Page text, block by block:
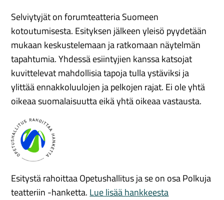
Selviytyjät on forumteatteria Suomeen
kotoutumisesta. Esityksen jälkeen yleisö pyydetään
mukaan keskustelemaan ja ratkomaan näytelmän
tapahtumia. Yhdessä esiintyjien kanssa katsojat
kuvittelevat mahdollisia tapoja tulla ystäviksi ja
ylittää ennakkoluulojen ja pelkojen rajat. Ei ole yhtä
oikeaa suomalaisuutta eikä yhtä oikeaa vastausta.
Esitystä rahoittaa Opetushallitus ja se on osa Polkuja
teatteriin -hanketta. Lue lisää hankkeesta